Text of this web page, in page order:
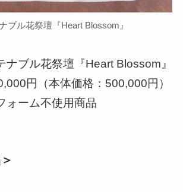
ブル花祭壇『Heart Blossom』
ナブル花祭壇『Heart Blossom』
円（本体価格：500,000円）
ォーム不使用商品